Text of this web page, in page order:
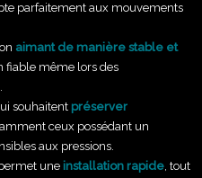
parfaitement aux mouvements
aimant de manière stable et
fiable même lors des
souhaitent préserver
ceux possédant un
aux pressions.
une installation rapide, tout